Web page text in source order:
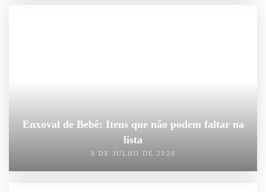
Enxoval de Bebê: Itens que não podem faltar na
lista
8 DE JULHO DE 2020